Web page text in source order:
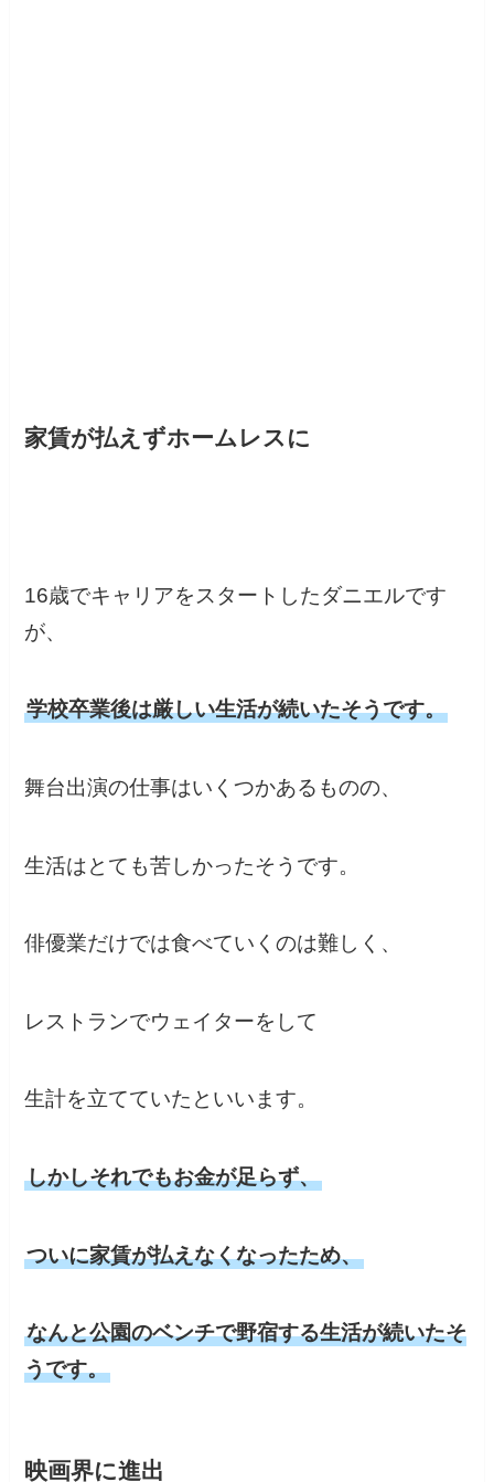
家賃が払えずホームレスに
16歳でキャリアをスタートしたダニエルです
が、
学校卒業後は厳しい生活が続いたそうです。
舞台出演の仕事はいくつかあるものの、
生活はとても苦しかったそうです。
俳優業だけでは食べていくのは難しく、
レストランでウェイターをして
生計を立てていたといいます。
しかしそれでもお金が足らず、
ついに家賃が払えなくなったため、
なんと公園のベンチで野宿する生活が続いたそ
うです。
映画界に進出